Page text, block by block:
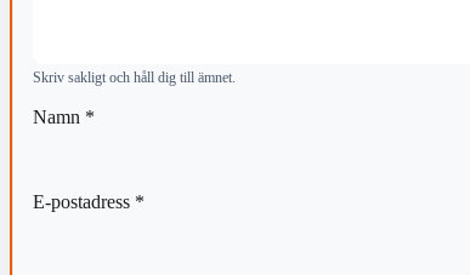
Skriv sakligt och håll dig till ämnet.
Namn *
E-postadress *